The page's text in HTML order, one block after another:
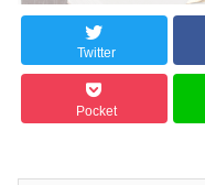
Twitter
Pocket